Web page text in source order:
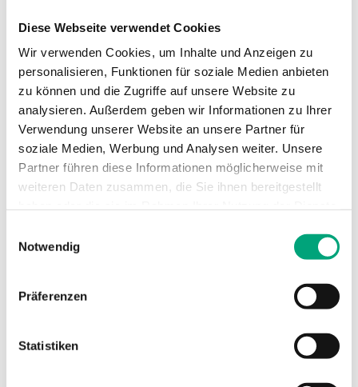
Diese Webseite verwendet Cookies
Wir verwenden Cookies, um Inhalte und Anzeigen zu
personalisieren, Funktionen für soziale Medien anbieten
zu können und die Zugriffe auf unsere Website zu
analysieren. Außerdem geben wir Informationen zu Ihrer
Verwendung unserer Website an unsere Partner für
soziale Medien, Werbung und Analysen weiter. Unsere
Partner führen diese Informationen möglicherweise mit
weiteren Daten zusammen, die Sie ihnen bereitgestellt
Notwendig
Präferenzen
Statistiken
REGIN
EDSP-K... – Kabel für die
Verbindung zwischen E3-DSP,
ED9200, ED-T7 und ED-RU...
Artikel